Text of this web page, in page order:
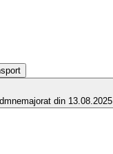
nemajorat din 13.08.2025